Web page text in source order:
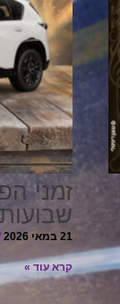
זמני
שבועות
21 במאי 2026
קרא עוד »